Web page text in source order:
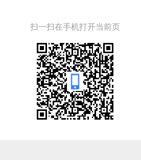
扫一扫在手机打开当前页